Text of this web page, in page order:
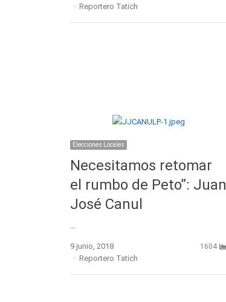
Author
Reportero Tatich
Elecciones Locales
Necesitamos retomar
el rumbo de Peto”: Juan
José Canul
9 junio, 2018
Author
Reportero Tatich
1604